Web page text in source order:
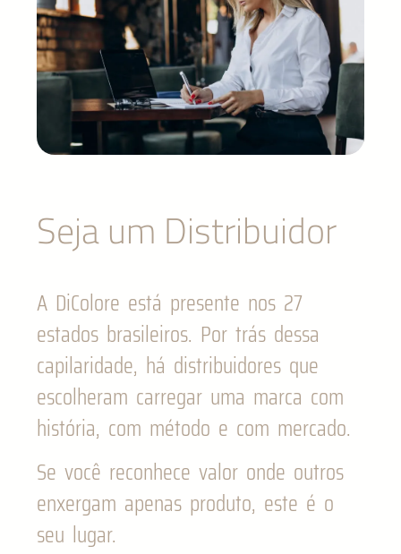
Seja um Distribuidor
A DiColore está presente nos 27
estados brasileiros. Por trás dessa
capilaridade, há distribuidores que
escolheram carregar uma marca com
história, com método e com mercado.
Se você reconhece valor onde outros
enxergam apenas produto, este é o
seu lugar.